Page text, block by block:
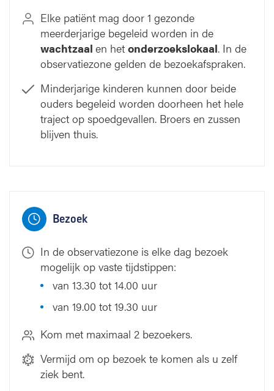
Elke patiënt mag door 1 gezonde
meerderjarige begeleid worden in de
wachtzaal en het onderzoekslokaal. In de
observatiezone gelden de bezoekafspraken.
Minderjarige kinderen kunnen door beide
ouders begeleid worden doorheen het hele
traject op spoedgevallen. Broers en zussen
blijven thuis.
Bezoek
In de observatiezone is elke dag bezoek
mogelijk op vaste tijdstippen:
van 13.30 tot 14.00 uur
van 19.00 tot 19.30 uur
Kom met maximaal 2 bezoekers.
Vermijd om op bezoek te komen als u zelf
ziek bent.